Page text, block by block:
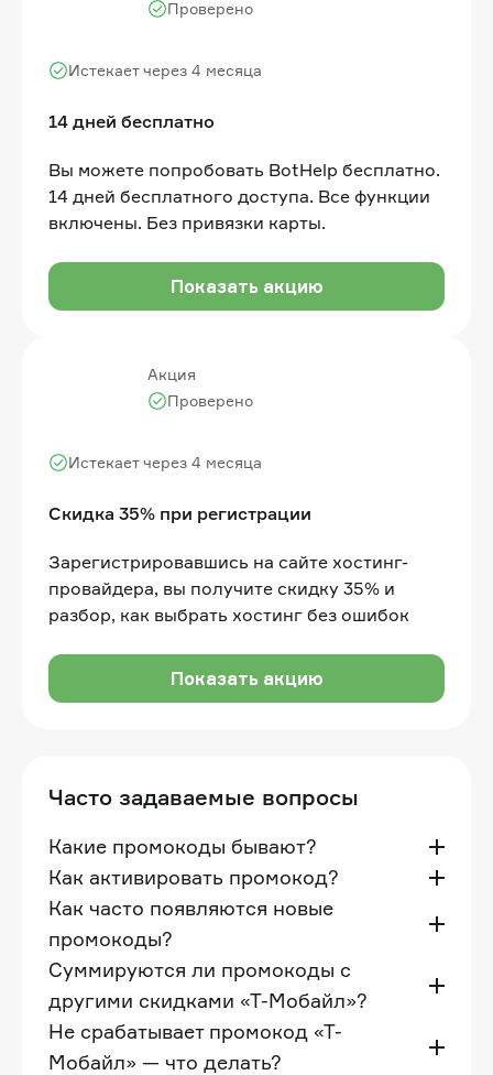
14 дней бесплатно
Истекает через 4 месяца
Проверено
Вы можете попробовать BotHelp бесплатно.
14 дней бесплатного доступа. Все функции
включены. Без привязки карты.
Показать акцию
Акция
Скидка 35% при регистрации
Истекает через 4 месяца
Проверено
Зарегистрировавшись на сайте хостинг-
провайдера, вы получите скидку 35% и
разбор, как выбрать хостинг без ошибок
Показать акцию
Часто задаваемые вопросы
Какие промокоды бывают?
Как активировать промокод?
Как часто появляются новые
промокоды?
Суммируются ли промокоды с
другими скидками «Т-Мобайл»?
Не срабатывает промокод «Т-
Мобайл» — что делать?